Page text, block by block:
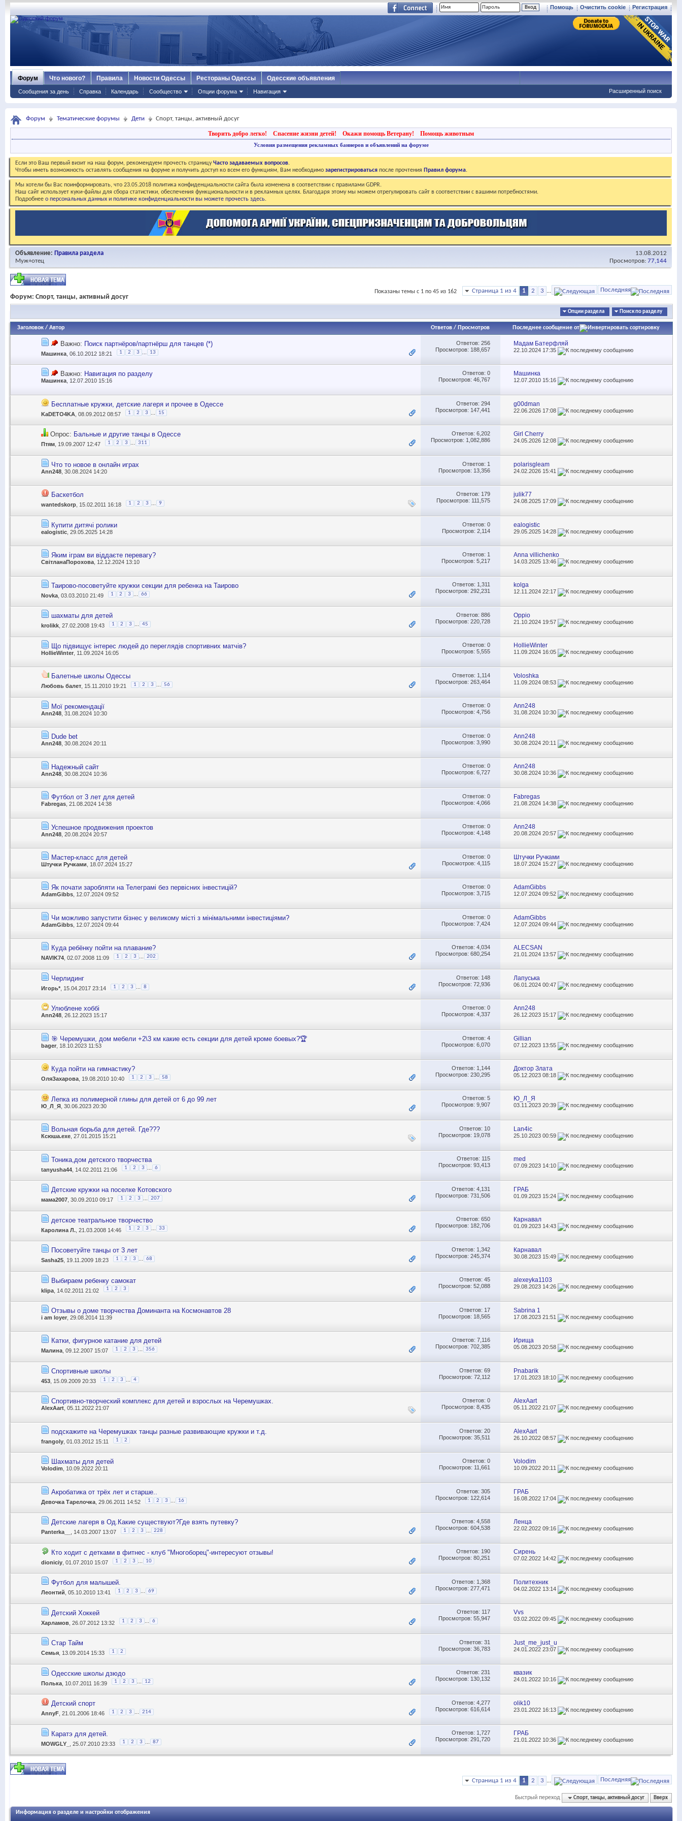
Регистрация
Очистить cookie
Помощь
Форум
Сообщения за день Справка Календарь Сообщество Опции форума Навигация
Что нового? Правила Новости Одессы Рестораны Одессы Одесские объявления
Расширенный поиск
Форум Тематические форумы Дети Спорт, танцы, активный досуг
Творить добро легко! Спасение жизни детей! Окажи помощь Ветерану! Помощь животным
Условия размещения рекламных баннеров и объявлений на форуме
Если это Ваш первый визит на наш форум, рекомендуем прочесть страницуЧасто задаваемых вопросов.
Чтобы иметь возможность оставлять сообщения на форуме и получить доступ ко всем его функциям, Вам необходимо зарегистрироваться после прочтения Правил форума.
Мы хотели бы Вас поинформировать, что 23.05.2018 политика конфиденциальности сайта была изменена в соответствии с правилами GDPR.
Наш сайт использует куки-файлы для сбора статистики, обеспечения функциональности и в рекламных целях. Благодаря этому мы можем отрегулировать сайт в соответствии с вашими потребностями.
Подробнее о персональных данных и политике конфиденциальности вы можете прочесть здесь.
Объявление: Правила раздела
Муж+отец
13.08.2012
Просмотров: 77,144
Страница 1 из 4 1 2 3 ... Последняя
Показаны темы с 1 по 45 из 162
Форум: Спорт, танцы, активный досуг
Опции раздела Поиск по разделу
Заголовок / Автор Ответов/ Просмотров Последнее сообщение от
Важно: Поиск партнёров/партнёрш для танцев (*)
Машинка , 06.10.2012 18:21 1 2 3 13
Ответов: 256
Просмотров: 188,657
Мадам Батерфляй
22.10.2024 17:35
Важно: Навигация по разделу
Машинка, 12.07.2010 15:16
Ответов: 0
Просмотров: 46,767
Машинка
12.07.2010 15:16
Бесплатные кружки, детские лагеря и прочее в Одессе
KaDETO4KA , 08.09.2012 08:57 1 2 3 15
Ответов: 294
Просмотров: 147,441
g00dman
22.06.2026 17:08
Опрос: Бальные и другие танцы в Одессе
Птям , 19.09.2007 12:47 1 2 3 311
Ответов: 6,202
Просмотров: 1,082,886
Girl Cherry
24.05.2026 12:08
Что то новое в онлайн играх
Ann248 , 30.08.2024 14:20
Ответов: 1
Просмотров: 13,356
polarisgleam
24.02.2026 15:41
Баскетбол
wantedskorp , 15.02.2011 16:18 1 2 3 9
Ответов: 179
Просмотров: 111,575
julik77
24.08.2025 17:09
Купити дитячі ролики
ealogistic , 29.05.2025 14:28
Ответов: 0
Просмотров: 2,114
ealogistic
29.05.2025 14:28
Яким іграм ви віддаєте перевагу?
СвітланаПорохова , 12.12.2024 13:10
Ответов: 1
Просмотров: 5,217
Anna villichenko
14.03.2025 13:46
Таирово-посоветуйте кружки секции для ребенка на Таирово
Novka , 03.03.2010 21:49 1 2 3 66
Ответов: 1,311
Просмотров: 292,231
kolga
12.11.202422:17
шахматы для детей
krolikk , 27.02.2008 19:43 1 2 3 45
Ответов: 886
Просмотров: 220,728
Oppio
21.10.2024 19:57
Що підвищує інтерес людей до переглядів спортивних матчів?
HollieWinter , 11.09.2024 16:05
Ответов: 0
Просмотров: 5,555
HollieWinter
11.09.202416:05
Балетные школы Одессы
Любовь балет , 15.11.2010 19:21 1 2 3 56
Ответов: 1,114
Просмотров: 263,464
Voloshka
11.09.202408:53
Мої рекомендації
Ann248 , 31.08.2024 10:30
Ответов: 0
Просмотров: 4,756
Ann248
31.08.2024 10:30
Dude bet
Ann248 , 30.08.2024 20:11
Ответов: 0
Просмотров: 3,990
Ann248
30.08.202420:11
Надежный сайт
Ann248 , 30.08.2024 10:36
Ответов: 0
Просмотров: 6,727
Ann248
30.08.2024 10:36
Футбол от 3 лет для детей
Fabregas , 21.08.2024 14:38
Ответов: 0
Просмотров: 4,066
Fabregas
21.08.2024 14:38
Успешное продвижения проектов
Ann248 , 20.08.2024 20:57
Ответов: 0
Просмотров: 4,148
Ann248
20.08.202420:57
Мастер-класс для детей
Штучки Ручками , 18.07.2024 15:27
Ответов: 0
Просмотров: 4,115
Штучки Ручками
18.07.2024 15:27
Як почати заробляти на Телеграмі без первісних інвестицій?
AdamGibbs, 12.07.2024 09:52
Ответов: 0
Просмотров: 3,715
AdamGibbs
12.07.202409:52
Чи можливо запустити бізнес у великому місті з мінімальними інвестиціями?
AdamGibbs , 12.07.2024 09:44
Ответов: 0
Просмотров: 7,424
AdamGibbs
12.07.202409:44
Куда ребёнку пойти на плавание?
NAVIK74 , 02.07.2008 11:09 1 2 3 202
Ответов: 4,034
Просмотров: 680,254
ALECSAN
21.01.2024 13:57
Черлидинг
Игорь* , 15.04.2017 23:14 1 2 3 8
Ответов: 148
Просмотров: 72,936
Лапуська
06.01.202400:47
Улюблене хоббі
Ann248 , 26.12.2023 15:17
Ответов: 0
Просмотров: 4,337
Ann248
26.12.2023 15:17
🎯 Черемушки, дом мебели +2\3 км какие есть секции для детей кроме боевых?🏆
bager , 18.10.2023 11:53
Ответов: 4
Просмотров: 6,070
Gillian
07.12.2023 13:55
Куда пойти на гимнастику?
ОляЗахарова , 19.08.2010 10:40 1 2 3 58
Ответов: 1,144
Просмотров: 230,295
Доктор Злата
05.12.202308:18
Лепка из полимерной глины для детей от 6 до 99 лет
Ю_Л_Я , 30.06.2023 20:30
Ответов: 5
Просмотров: 9,907
Ю_Л_Я
03.11.202320:39
Вольная борьба для детей. Где???
Ксюша.exe , 27.01.2015 15:21
Ответов: 10
Просмотров: 19,078
Lan4ic
25.10.202300:59
Тоника,дом детского творчества
tanyusha44 , 14.02.2011 21:06 1 2 3 ... 6
Ответов: 115
Просмотров: 93,413
med
07.09.2023 14:10
Детские кружки на поселке Котовского
мама2007 , 30.09.2010 09:17 1 2 3 207
Ответов: 4,131
Просмотров: 731,506
ГРАБ
01.09.2023 15:24
детское театральное творчество
Каролина Л. , 21.03.2008 14:46 1 2 3 33
Ответов: 650
Просмотров: 182,706
Карнавал
01.09.2023 14:43
Посоветуйте танцы от 3 лет
Sasha25 , 19.11.2009 18:23 1 2 3 68
Ответов: 1,342
Просмотров: 245,374
Карнавал
30.08.2023 15:49
Выбираем ребенку самокат
klipa , 14.02.2011 21:02 1 2 3
Ответов: 45
Просмотров: 52,088
alexeyka1103
29.08.2023 14:26
Отзывы о доме творчества Доминанта на Космонавтов 28
i am loyer , 29.08.2014 11:39
Ответов: 17
Просмотров: 18,565
Sabrina 1
17.08.202321:51
Катки, фигурное катание для детей
Малина , 09.12.2007 15:07 1 2 3 356
Ответов: 7,116
Просмотров: 702,385
Ирища
05.08.202320:58
Спортивные школы
453 , 15.09.2009 20:33 1 2 3 4
Ответов: 69
Просмотров: 72,112
Pnabarik
17.01.2023 18:10
Спортивно-творческий комплекс для детей и взрослых на Черемушках.
AlexAart, 05.11.2022 21:07
Ответов: 0
Просмотров: 8,435
AlexAart
05.11.202221:07
подскажите на Черемушках танцы разные развивающие кружки и т.д.
frangoly , 01.03.2012 15:11 1 2
Ответов: 20
Просмотров: 35,511
AlexAart
26.10.202208:57
Шахматы для детей
Volodim , 10.09.2022 20:11
Ответов: 0
Просмотров: 11,661
Volodim
10.09.202220:11
Акробатика от трёх лет и старше..
Девочка Тарелочка , 29.06.2011 14:52 1 2 3 16
Ответов: 305
Просмотров: 122,614
ГРАБ
16.08.2022 17:04
Детские лагеря в Од.Какие существуют?Где взять путевку?
Panterka__ , 14.03.2007 13:07 1 2 3 228
Ответов: 4,558
Просмотров: 604,538
Ленца
22.02.202209:16
Кто ходит с детками в фитнес - клуб "Многоборец"-интересуют отзывы!
dioniciy , 01.07.2010 15:07 1 2 3 10
Ответов: 190
Просмотров: 80,251
Cирень
07.02.202214:42
Футбол для малышей.
Леонтий , 05.10.2010 13:41 1 2 3 69
Ответов: 1,368
Просмотров: 277,471
Политехник
04.02.2022 13:14
Детский Хоккей
Харламов , 26.07.2012 13:32 1 2 3 ... 6
Ответов: 117
Просмотров: 55,947
Vvs
03.02.202209:45
Стар Тайм
Семья , 13.09.2014 15:33 1 2
Ответов: 31
Просмотров: 36,783
Just_me_just_u
24.01.202223:07
Одесские школы дзюдо
Полька , 10.07.2011 16:39 1 2 3 12
Ответов: 231
Просмотров: 130,132
квазик
24.01.2022 10:16
Детский спорт
AnnyF , 21.01.2006 18:46 1 2 3 214
Ответов: 4,277
Просмотров: 616,614
olik10
23.01.2022 16:13
Каратэ для детей.
MOWGLY_ , 25.07.2010 23:33 1 2 3 87
Ответов: 1,727
Просмотров: 291,720
ГРАБ
21.01.2022 10:36
Страница 1 из 4 1 2 3 ... Последняя
Быстрый переход Спорт, танцы, активный досуг Вверх
Информация о разделе и настройки отображения